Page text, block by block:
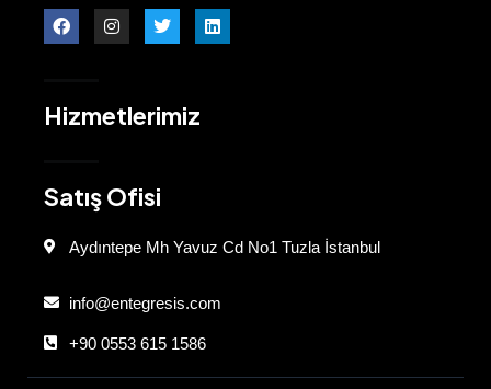
Hizmetlerimiz
Satış Ofisi
Aydıntepe Mh Yavuz Cd No1 Tuzla İstanbul
info@entegresis.com
+90 0553 615 1586